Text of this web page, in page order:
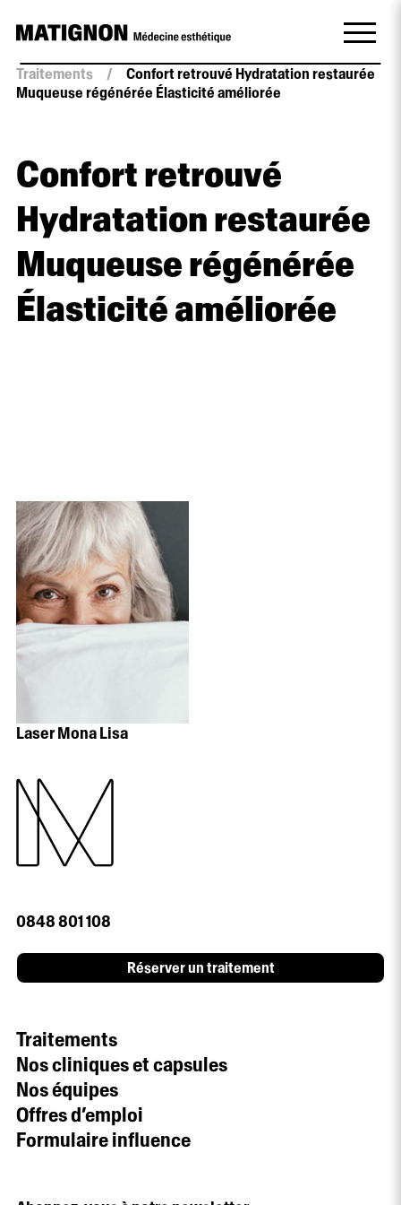
Traitements /
Confort retrouvé Hydratation restaurée
Muqueuse régénérée Élasticité améliorée
Confort retrouvé
Hydratation restaurée
Muqueuse régénérée
Élasticité améliorée
Laser Mona Lisa
0848 801 108
Réserver un traitement
Traitements
Nos cliniques et capsules
Nos équipes
Offres d’emploi
Formulaire influence